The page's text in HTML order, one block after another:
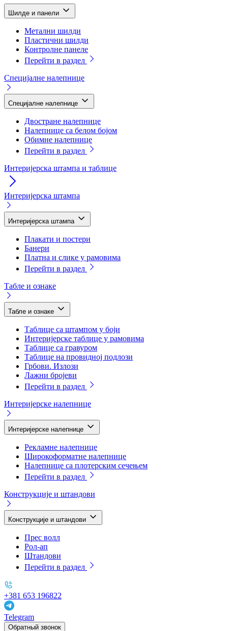
Шилде и панели
Метални шилди
Пластични шилди
Контролне панеле
Перейти в раздел
Специјалне налепнице
Специјалне налепнице
Двостране налепнице
Налепнице са белом бојом
Обимне налепнице
Перейти в раздел
Интеријерска штампа и таблице
Интеријерска штампа
Интеријерска штампа
Плакати и постери
Банери
Платна и слике у рамовима
Перейти в раздел
Табле и ознаке
Табле и ознаке
Таблице са штампом у боји
Интеријерске таблице у рамовима
Таблице са гравуром
Таблице на провидној подлози
Грбови. Излози
Лажни бројеви
Перейти в раздел
Интеријерске налепнице
Интеријерске налепнице
Рекламне налепнице
Широкоформатне налепнице
Налепнице са плотерским сечењем
Перейти в раздел
Конструкције и штандови
Конструкције и штандови
Прес волл
Рол-ап
Штандови
Перейти в раздел
+381 653 196822
Telegram
Обратный звонок